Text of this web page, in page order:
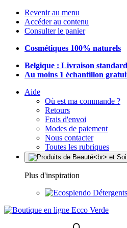
Revenir au menu
Accéder au contenu
Consulter le panier
Cosmétiques 100% naturels
Belgique : Livraison
Au moins 1 échantillon
Aide
Où est ma commande ?
Retours
Frais d'envoi
Modes de paiement
Nous contacter
Toutes les rubriques
Plus d'inspiration